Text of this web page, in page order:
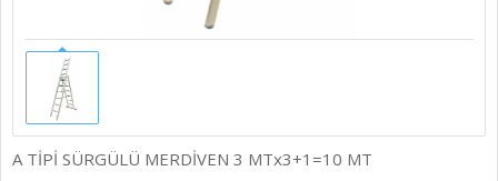
A TİPİ SÜRGÜLÜ MERDİVEN 3 MTx3+1=10 MT